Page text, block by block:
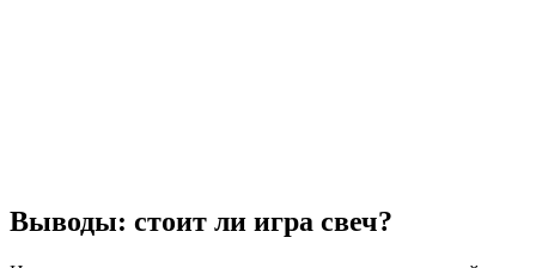
Выводы: стоит ли игра свеч?